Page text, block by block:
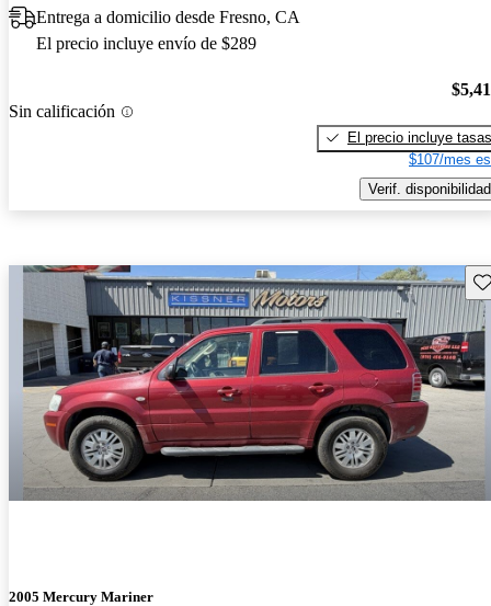
Entrega a domicilio desde Fresno, CA
El precio incluye envío de $289
Sin calificación
El precio incluye tasas
$107/mes
Verif. disponibilidad
2005 Mercury Mariner